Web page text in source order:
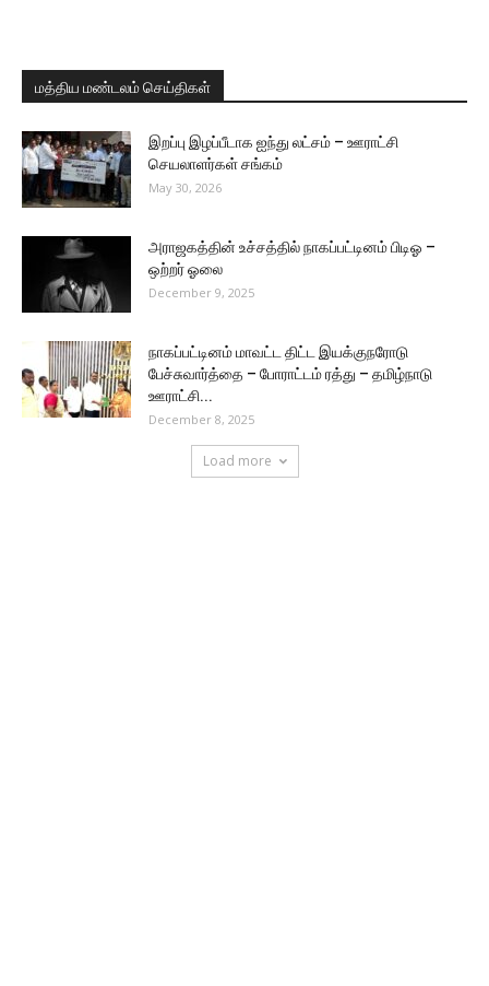
மத்திய மண்டலம் செய்திகள்
இறப்பு இழப்பீடாக ஐந்து லட்சம் – ஊராட்சி
செயலாளர்கள் சங்கம்
May 30, 2026
அராஜகத்தின் உச்சத்தில் நாகப்பட்டினம் பிடிஓ –
ஒற்றர் ஓலை
December 9, 2025
நாகப்பட்டினம் மாவட்ட திட்ட இயக்குநரோடு
பேச்சுவார்த்தை – போராட்டம் ரத்து – தமிழ்நாடு
ஊராட்சி...
December 8, 2025
Load more